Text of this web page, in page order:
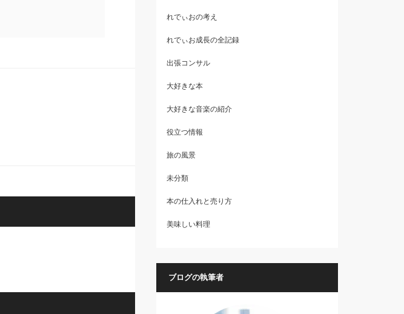
れでぃおの考え
れでぃお成長の全記録
出張コンサル
大好きな本
大好きな音楽の紹介
役立つ情報
旅の風景
未分類
本の仕入れと売り方
美味しい料理
ブログの執筆者